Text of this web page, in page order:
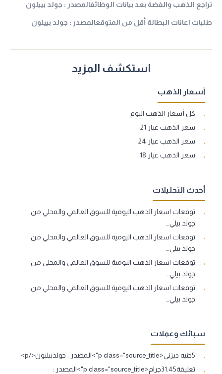
تراجع الذهب والفضة بعد بيانات الوظائفالمصدر : جولد بييلون
طلبات اعانات البطالة أقل من المتوقعالمصدر : جولد بييلون
استكشف المزيد
أسعار الذهب
كل أسعار الذهب اليوم
سعر الذهب عيار 21
سعر الذهب عيار 24
سعر الذهب عيار 18
أحدث التحليلات
توقعات اسعار الذهب اليومية للسوق العالمي والمحلي من
جولد بيلي…
توقعات اسعار الذهب اليومية للسوق العالمي والمحلي من
جولد بيلي…
توقعات اسعار الذهب اليومية للسوق العالمي والمحلي من
جولد بيلي…
توقعات اسعار الذهب اليومية للسوق العالمي والمحلي من
جولد بيلي…
سبائك وعملات
5جنيه ديزني<p class="source_title">المصدر : جولدبيليون</p>
تعليقة31.45جرام<p class="source_title">المصدر :